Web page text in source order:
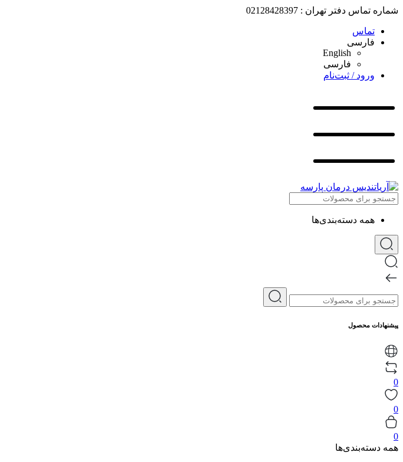
شماره تماس دفتر تهران : 02128428397
تماس
فارسی
English
فارسی
ورود / ثبت‌نام
همه دسته‌بندی‌ها
پیشنهادات محصول
0
0
0
همه دسته‌بندی‌ها